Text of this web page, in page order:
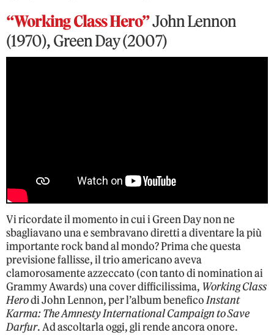
“Working Class Hero”John Lennon
(1970), Green Day (2007)
Vi ricordate il momento in cui i Green Day non ne
sbagliavano una e sembravano diretti a diventare la più
importante rock band al mondo? Prima che questa
previsione fallisse, il trio americano aveva
clamorosamente azzeccato (con tanto di nomination ai
Grammy Awards) una cover difficilissima, Working Class
Herodi John Lennon, per l’album beneficoInstant
Karma: The Amnesty International Campaign to Save
Darfur. Ad ascoltarla oggi, gli rende ancora onore.